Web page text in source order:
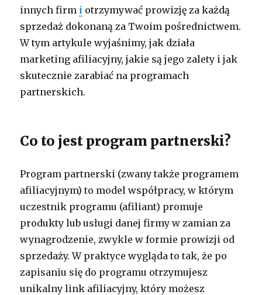
innych firm i otrzymywać prowizję za każdą
sprzedaż dokonaną za Twoim pośrednictwem.
W tym artykule wyjaśnimy, jak działa
marketing afiliacyjny, jakie są jego zalety i jak
skutecznie zarabiać na programach
partnerskich.
Co to jest program partnerski?
Program partnerski (zwany także programem
afiliacyjnym) to model współpracy, w którym
uczestnik programu (afiliant) promuje
produkty lub usługi danej firmy w zamian za
wynagrodzenie, zwykle w formie prowizji od
sprzedaży. W praktyce wygląda to tak, że po
zapisaniu się do programu otrzymujesz
unikalny link afiliacyjny, który możesz